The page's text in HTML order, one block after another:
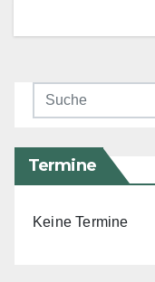
Termine
Keine Termine